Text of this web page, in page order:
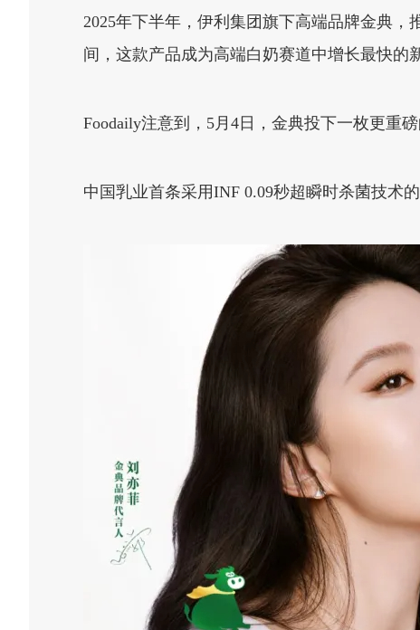
2025年下半年，伊利集团旗下高端品牌金典
间，这款产品成为高端白奶赛道中增长最快的
Foodaily注意到，5月4日，金典投下一枚更重磅
中国乳业首条采用INF 0.09秒超瞬时杀菌技术